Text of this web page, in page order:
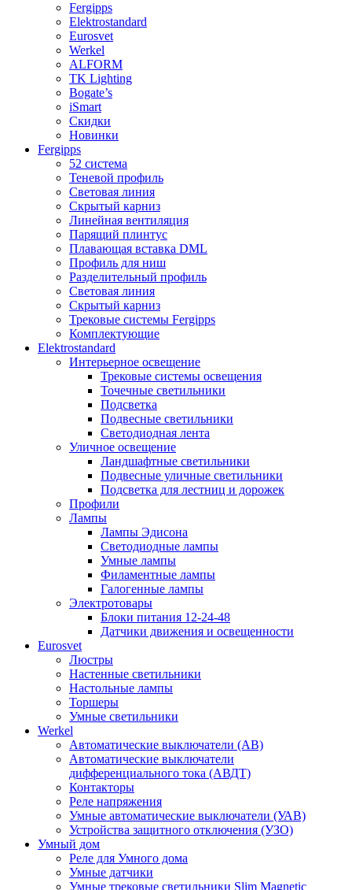
Fergipps
Elektrostandard
Eurosvet
Werkel
ALFORM
TK Lighting
Bogate’s
iSmart
Скидки
Новинки
Fergipps
52 система
Теневой профиль
Световая линия
Скрытый карниз
Линейная вентиляция
Парящий плинтус
Плавающая вставка DML
Профиль для ниш
Разделительный профиль
Световая линия
Скрытый карниз
Трековые системы Fergipps
Комплектующие
Elektrostandard
Интерьерное освещение
Трековые системы освещения
Точечные светильники
Подсветка
Подвесные светильники
Светодиодная лента
Уличное освещение
Ландшафтные светильники
Подвесные уличные светильники
Подсветка для лестниц и дорожек
Профили
Лампы
Лампы Эдисона
Светодиодные лампы
Умные лампы
Филаментные лампы
Галогенные лампы
Электротовары
Блоки питания 12-24-48
Датчики движения и освещенности
Eurosvet
Люстры
Настенные светильники
Настольные лампы
Торшеры
Умные светильники
Werkel
Автоматические выключатели (АВ)
Автоматические выключатели
дифференциального тока (АВДТ)
Контакторы
Реле напряжения
Умные автоматические выключатели (УАВ)
Устройства защитного отключения (УЗО)
Умный дом
Реле для Умного дома
Умные датчики
Умные трековые светильники Slim Magnetic